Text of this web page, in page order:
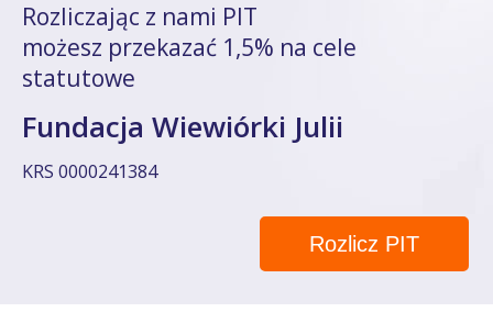
Rozliczając z nami PIT
możesz przekazać 1,5% na cele
statutowe
Fundacja Wiewiórki Julii
KRS 0000241384
Rozlicz PIT